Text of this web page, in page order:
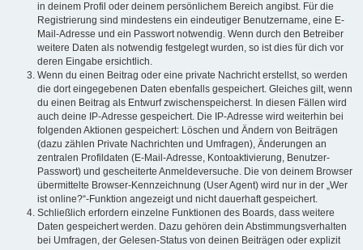
in deinem Profil oder deinem persönlichem Bereich angibst. Für die
Registrierung sind mindestens ein eindeutiger Benutzername, eine E-
Mail-Adresse und ein Passwort notwendig. Wenn durch den Betreiber
weitere Daten als notwendig festgelegt wurden, so ist dies für dich vor
deren Eingabe ersichtlich.
Wenn du einen Beitrag oder eine private Nachricht erstellst, so werden
die dort eingegebenen Daten ebenfalls gespeichert. Gleiches gilt, wenn
du einen Beitrag als Entwurf zwischenspeicherst. In diesen Fällen wird
auch deine IP-Adresse gespeichert. Die IP-Adresse wird weiterhin bei
folgenden Aktionen gespeichert: Löschen und Ändern von Beiträgen
(dazu zählen Private Nachrichten und Umfragen), Änderungen an
zentralen Profildaten (E-Mail-Adresse, Kontoaktivierung, Benutzer-
Passwort) und gescheiterte Anmeldeversuche. Die von deinem Browser
übermittelte Browser-Kennzeichnung (User Agent) wird nur in der „Wer
ist online?“-Funktion angezeigt und nicht dauerhaft gespeichert.
Schließlich erfordern einzelne Funktionen des Boards, dass weitere
Daten gespeichert werden. Dazu gehören dein Abstimmungsverhalten
bei Umfragen, der Gelesen-Status von deinen Beiträgen oder explizit